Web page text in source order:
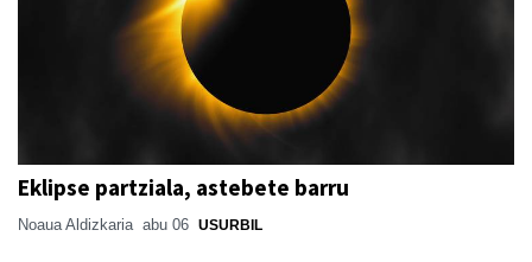
Eklipse partziala, astebete barru
Noaua Aldizkaria abu 06 USURBIL